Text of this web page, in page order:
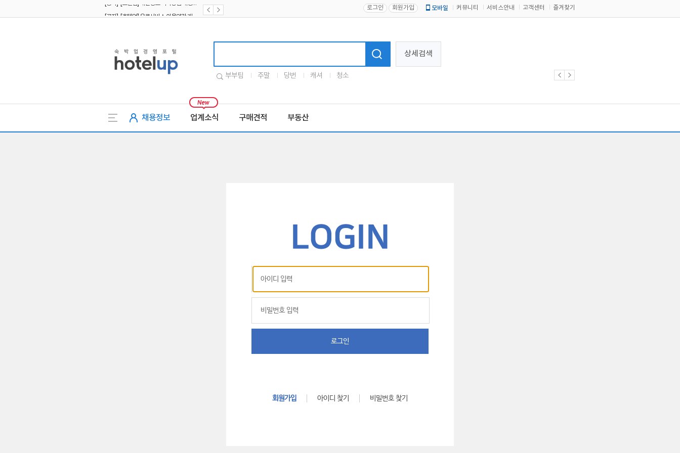
로그인 회원가입 모바일 커뮤니티 서비스안내 고객센터 즐겨찾기
상세검색
부부팀 주말 당번 캐셔 청소
채용정보 업계소식 구매견적 부동산
로그인
회원가입 아이디 찾기 비밀번호 찾기